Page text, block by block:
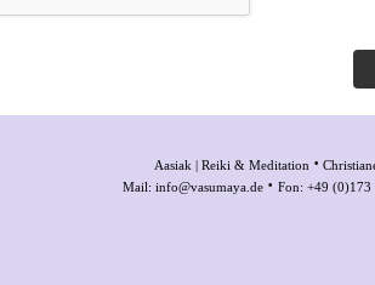
Aasiak | Reiki & Meditation ·
Mail: info@vasumaya.de · Fon: +49